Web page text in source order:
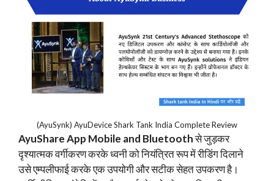
(AyuSynk) AyuDevice Shark Tank India Complete Review
AyuShare App Mobile and Bluetoothसे जुड़कर
दृश्यात्मक वर्गीकरण करके ध्वनी को नियंत्रित रूप में रीडिंग दिलाने
उसे एम्पलीफाई करके एक उपयोगी और सटीक सेहत उपकरण है।